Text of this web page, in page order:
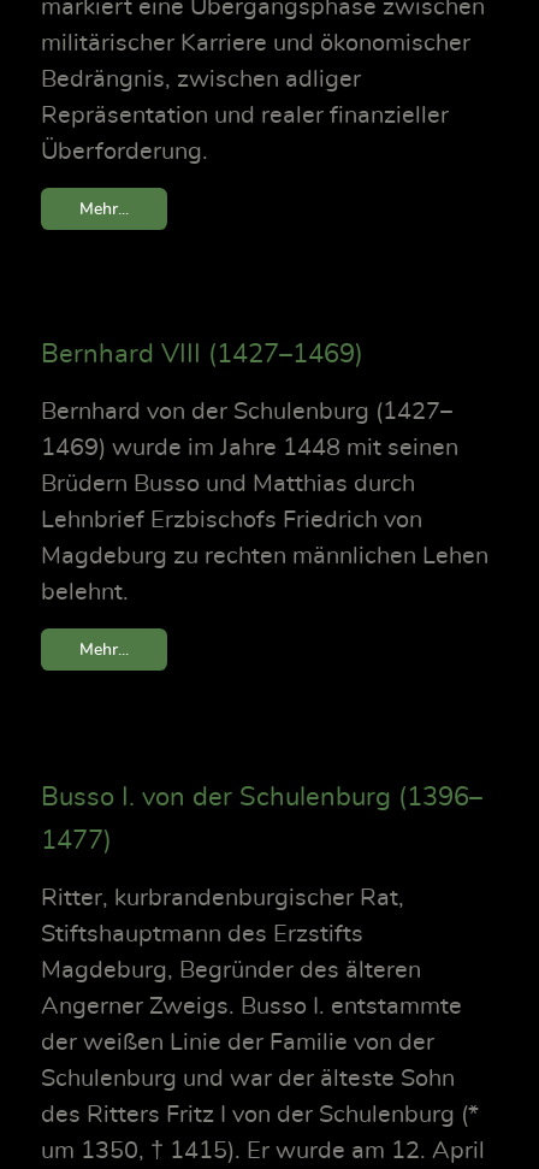
markiert eine Übergangsphase zwischen
militärischer Karriere und ökonomischer
Bedrängnis, zwischen adliger
Repräsentation und realer finanzieller
Überforderung.
Mehr...
Bernhard VIII (1427–1469)
Bernhard von der Schulenburg (1427–
1469) wurde im Jahre 1448 mit seinen
Brüdern Busso und Matthias durch
Lehnbrief Erzbischofs Friedrich von
Magdeburg zu rechten männlichen Lehen
belehnt.
Mehr...
Busso I. von der Schulenburg (1396–
1477)
Ritter, kurbrandenburgischer Rat,
Stiftshauptmann des Erzstifts
Magdeburg, Begründer des älteren
Angerner Zweigs. Busso I. entstammte
der weißen Linie der Familie von der
Schulenburg und war der älteste Sohn
des Ritters Fritz I von der Schulenburg (*
um 1350, † 1415). Er wurde am 12. April